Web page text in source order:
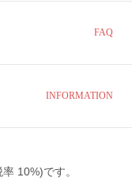
FAQ
INFORMATION
10%)です。